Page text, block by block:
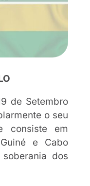
de Setembro
o seu
consiste em
e Cabo
dos